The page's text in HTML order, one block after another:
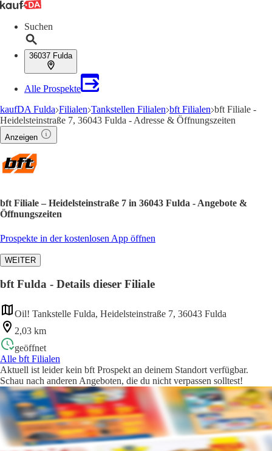
Suchen
36037 Fulda
Alle Prospekte
kaufDA Fulda Filialen Tankstellen Filialen bft Filialen bft Filiale -
Heidelsteinstraße 7, 36043 Fulda - Adresse & Öffnungszeiten
Anzeigen
bft Filiale – Heidelsteinstraße 7 in 36043 Fulda - Angebote &
Öffnungszeiten
Prospekte in der kostenlosen App öffnen
WEITER
bft Fulda - Details dieser Filiale
Oil! Tankstelle Fulda, Heidelsteinstraße 7, 36043 Fulda
2,03 km
geöffnet
Alle bft Filialen
Aktuell ist leider kein bft Prospekt an deinem Standort verfügbar.
Schau nach anderen Angeboten, die du nicht verpassen solltest!